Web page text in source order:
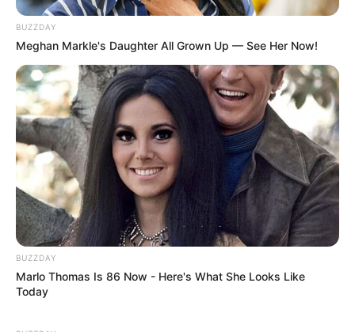
Participe do nosso grupo do
WhatsApp!
Fique informado em tempo real sobre as principais
notícias de Paraguaçu Paulista e região
Clique aqui para entrar no grupo
BUZZDAY
Meghan Markle's Daughter All Grown Up — See Her Now!
BUZZDAY
Marlo Thomas Is 86 Now - Here's What She Looks Like
Today